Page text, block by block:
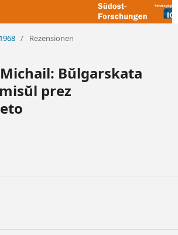
1968 / Rezensionen
Bŭlgarskata
prez